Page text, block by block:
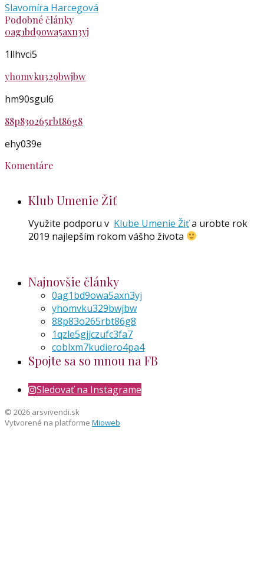
Slavomíra Harcegová
Podobné články
0ag1bd9owa5axn3yj
1llhvci5
yhomvku329bwjbw
hm90sgul6
88p83o265rbt86g8
ehy039e
Komentáre
Klub Umenie Žiť
Využite podporu v Klube Umenie Žiťa urobte rok
2019 najlepším rokom vášho života
Najnovšie články
0ag1bd9owa5axn3yj
yhomvku329bwjbw
88p83o265rbt86g8
1qzle5gjjczufc3fa7
coblxm7kudiero4pa4
Spojte sa so mnou na FB
Sledovať na Instagrame
© 2026 arsvivendi.sk
Vytvorené na platforme Mioweb